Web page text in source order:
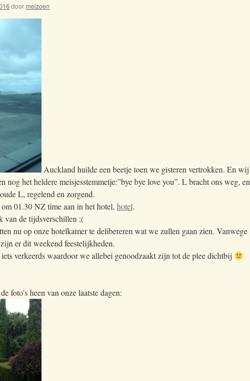
doormeizoen
Auckland huilde een beetje toen we gisteren vertrokken. En wij
nog het heldere meisjesstemmetje:”bye bye love you”. L bracht ons weg, en
L, regelend en zorgend.
01.30 NZ time aan in het hotel, hotel.
van de tijdsverschillen ;(
nu op onze hotelkamer te delibereren wat we zullen gaan zien. Vanwege
er dit weekend feestelijkheden.
verkeerds waardoor we allebei genoodzaakt zijn tot de plee dichtbij
foto’s heen van onze laatste dagen: